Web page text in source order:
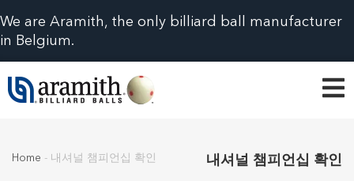
We are Aramith, the only billiard ball manufacturer
in Belgium.
Home - 내셔널 챔피언십 확인 내셔널 챔피언십 확인